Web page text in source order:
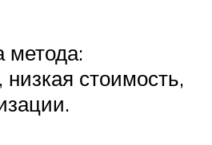
метода:
низкая стоимость,